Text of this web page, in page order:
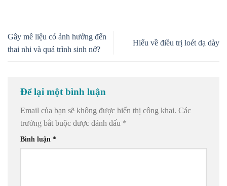
Gây mê liệu có ảnh hưởng đến
thai nhi và quá trình sinh nở?
Hiểu về điều trị loét dạ dày
Để lại một bình luận
Email của bạn sẽ không được hiển thị công khai. Các
trường bắt buộc được đánh dấu *
Bình luận *